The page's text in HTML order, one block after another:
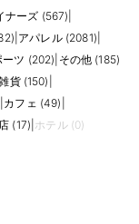
ナーズ (567)
アパレル (2081)
ーツ (202) その他 (185)
貨 (150)
カフェ (49)
(17) ホテル (0)